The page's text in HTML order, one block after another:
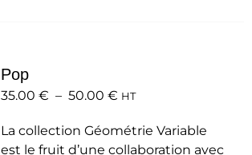
peuvent
choisies
Pop
35.00 € – 50.00 €Plage
prix :
HT
La collection Géométrie Variable
est le fruit d’une collaboration avec